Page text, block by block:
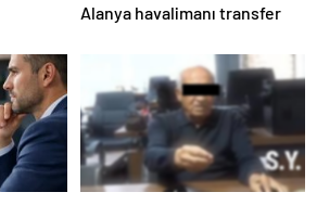
Alanya havalimanı transfer